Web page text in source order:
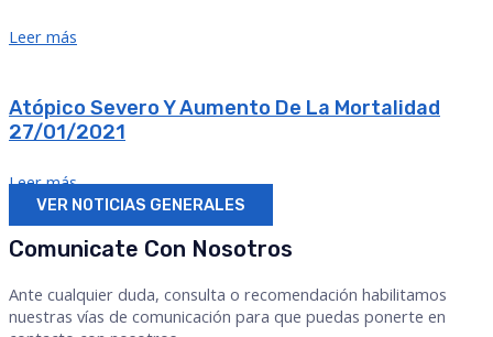
Leer más
Atópico Severo Y Aumento De La Mortalidad
27/01/2021
Leer más
VER NOTICIAS GENERALES
Comunicate Con Nosotros
Ante cualquier duda, consulta o recomendación habilitamos
nuestras vías de comunicación para que puedas ponerte en